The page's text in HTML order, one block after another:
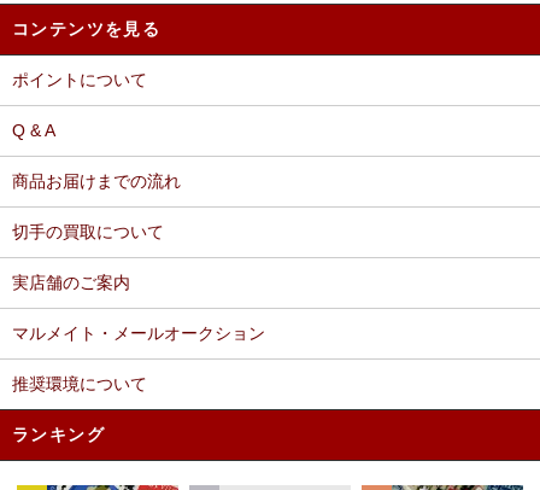
コンテンツを見る
ポイントについて
Q & A
商品お届けまでの流れ
切手の買取について
実店舗のご案内
マルメイト・メールオークション
推奨環境について
ランキング